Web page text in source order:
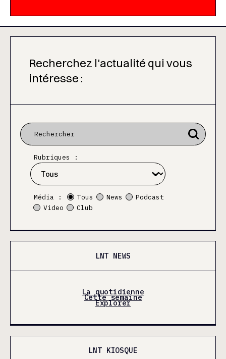
Recherchez l'actualité qui vous
intéresse :
Rubriques :
Média : Tous News
Podcast
Video
Club
LNT NEWS
La quotidienne
Cette semaine
Explorer
LNT KIOSQUE